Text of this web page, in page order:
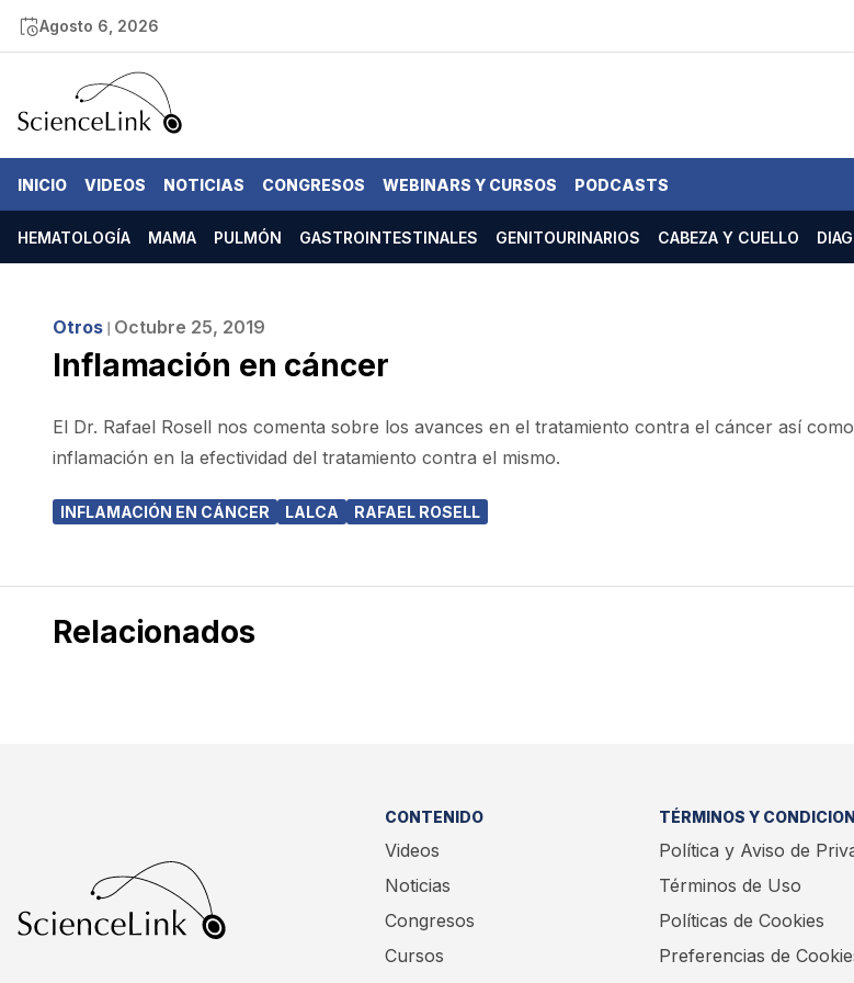
Agosto 6, 2026
INICIO VIDEOS NOTICIAS CONGRESOS WEBINARS Y CURSOS PODCASTS
HEMATOLOGÍA MAMA PULMÓN GASTROINTESTINALES GENITOURINARIOS CABEZA Y CUELLO
Otros ❘ Octubre 25, 2019
Inflamación en cáncer
El Dr. Rafael Rosell nos comenta sobre los avances en el tratamiento contra el cáncer así
inflamación en la efectividad del tratamiento contra el mismo.
INFLAMACIÓN EN CÁNCER LALCA RAFAEL ROSELL
Relacionados
CONTENIDO
Videos
Noticias
Congresos
Cursos
TÉRMINOS Y
Política y Aviso de
Términos de Uso
Políticas de Cookies
Preferencias de